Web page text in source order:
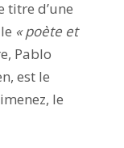
titre d’une
« poète et
Pablo
est le
le